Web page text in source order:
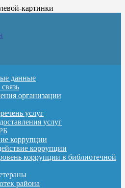
данные
организации
услуг
услуг
коррупции
коррупции
коррупции в библиотечной
района